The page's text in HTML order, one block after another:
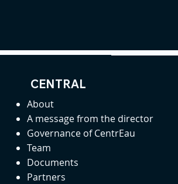
CENTRAL
About
A message from the director
Governance of CentrEau
Team
Documents
Partners